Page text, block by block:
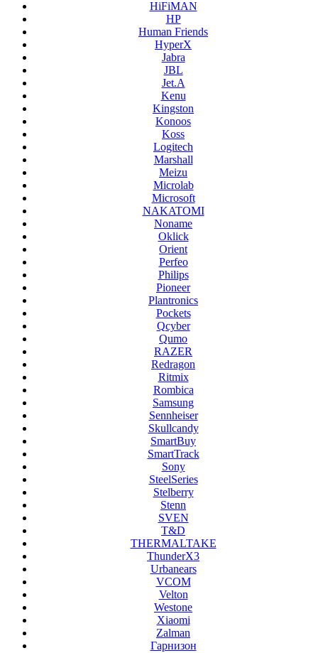
HiFiMAN
HP
Human Friends
HyperX
Jabra
JBL
Jet.A
Kenu
Kingston
Konoos
Koss
Logitech
Marshall
Meizu
Microlab
Microsoft
NAKATOMI
Noname
Oklick
Orient
Perfeo
Philips
Pioneer
Plantronics
Pockets
Qcyber
Qumo
RAZER
Redragon
Ritmix
Rombica
Samsung
Sennheiser
Skullcandy
SmartBuy
SmartTrack
Sony
SteelSeries
Stelberry
Stenn
SVEN
T&D
THERMALTAKE
ThunderX3
Urbanears
VCOM
Velton
Westone
Xiaomi
Zalman
Гарнизон